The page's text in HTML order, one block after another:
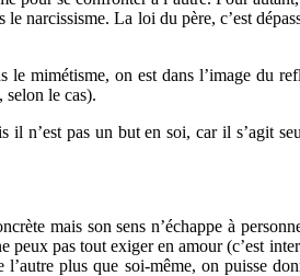
narcissisme. La loi du père, c’est
le mimétisme, on est dans l’image
le cas).
n’est pas un but en soi, car il s’agit
mais son sens n’échappe à
peux pas tout exiger en amour (c’est
plus que soi-même, on puisse